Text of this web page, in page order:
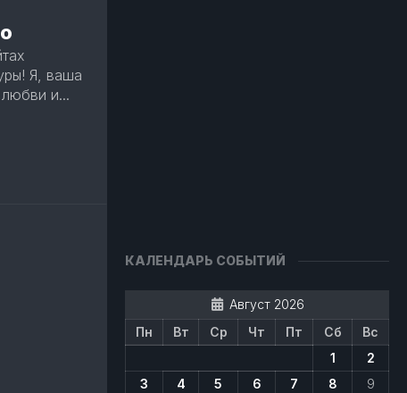
Я, ваша
и...
КАЛЕНДАРЬ СОБЫТИЙ
Август 2026
Пн
Вт Ср Чт Пт Сб
Вс
1
2
3
4 5 6 7 8
9